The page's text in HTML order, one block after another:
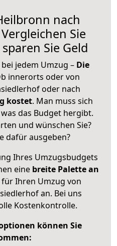
nach
Sie
Sie Geld
jedem Umzug – Die
innerorts oder von
oder nach
kostet. Man muss sich
das Budget hergibt.
und wünschen Sie?
dafür ausgeben?
Ihres Umzugsbudgets
eine breite Palette an
für Ihren Umzug von
an. Bei uns
Kostenkontrolle.
können Sie